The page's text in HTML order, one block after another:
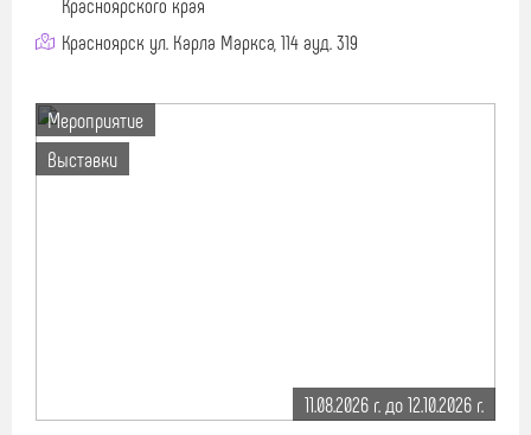
Красноярского края
Красноярск ул. Карла Маркса, 114 ауд. 319
Мероприятие
Выставки
11.08.2026 г. до 12.10.2026 г.